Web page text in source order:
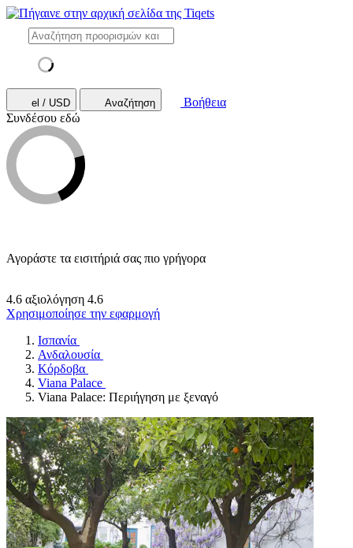
el / USD Αναζήτηση
Βοήθεια
Συνδέσου εδώ
Αγοράστε τα εισιτήριά σας πιο γρήγορα
4.6 αξιολόγηση 4.6
Χρησιμοποίησε την εφαρμογή
Ισπανία
Ανδαλουσία
Κόρδοβα
Viana Palace
Viana Palace: Περιήγηση με ξεναγό